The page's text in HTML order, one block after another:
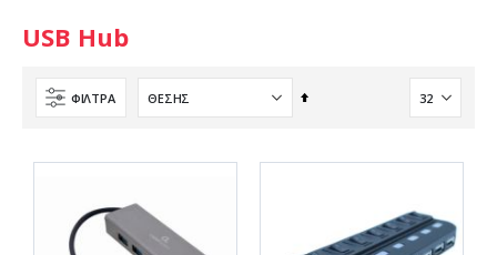
USB Hub
ΦΊΛΤΡΑ
Φθίνουσα